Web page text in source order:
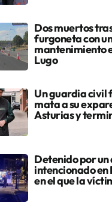
Dos muertos
furgoneta con
mantenimiento
Lugo
Un guardia civil
mata a su
Asturias y
Detenido por
intencionado
en el que la